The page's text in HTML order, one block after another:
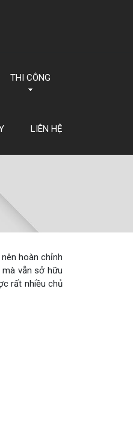
THI CÔNG
LIÊN HỆ
hoàn chỉnh
vẫn sở hữu
rất nhiều chủ